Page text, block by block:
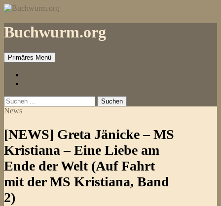
Zum
springen
Buchwurm.org
Primäres Menü
Suchen
nach:
News
[NEWS] Greta Jänicke – MS
Kristiana – Eine Liebe am
Ende der Welt (Auf Fahrt
mit der MS Kristiana, Band
2)